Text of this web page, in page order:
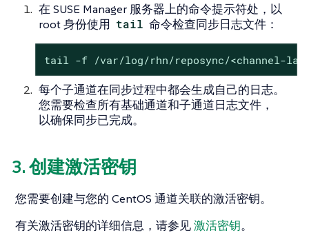
在 SUSE Manager 服务器上的命令提示符处，以
root 身份使用 tail 命令检查同步日志文件：
tail -f /var/log/rhn/reposync/<channel-
每个子通道在同步过程中都会生成自己的日志。
您需要检查所有基础通道和子通道日志文件，
以确保同步已完成。
3. 创建激活密钥
您需要创建与您的 CentOS 通道关联的激活密钥。
有关激活密钥的详细信息，请参见激活密钥。